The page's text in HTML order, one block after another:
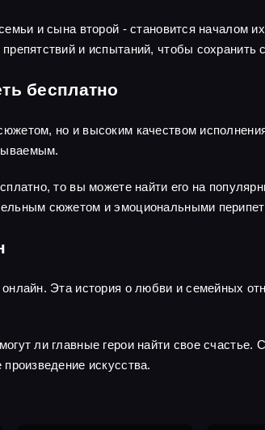
и сына второй - становится началом
и испытаний, чтобы сохранить
бесплатно
но и высоким качеством
то вы можете найти его на
сюжетом и эмоциональными
Эта история о любви и семейных
ли главные герои найти свое счастье.
искусства.